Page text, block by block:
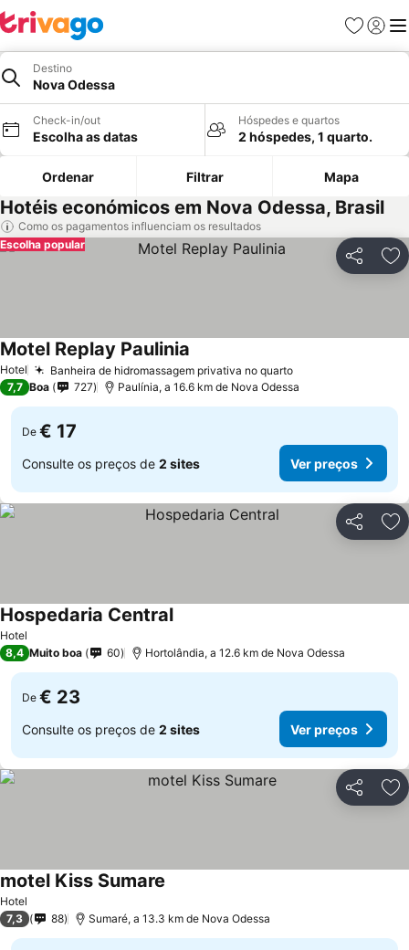
Favoritos
Iniciar
Destino
Nova Odessa
Check-in/out
Escolha as datas
Hóspedes e quartos
2 hóspedes, 1 quarto.
Ordenar Filtrar Mapa
Hotéis económicos em Nova Odessa, Brasil
Como os pagamentos influenciam os resultados
Partilhar
Escolha popular
Hotel Banheira de hidromassagem privativa no quartoVer preços
Motel Replay Paulinia
7,7 Boa 727 Paulínia, a 16.6 km de Nova Odessa
De € 17
Consulte os preços de 2 sites Ver preços
Partilhar
Hotel
Hospedaria CentralVer preços
8,4 Muito boa 60 Hortolândia, a 12.6 km de Nova Odessa
De € 23
Consulte os preços de 2 sites Ver preços
Partilhar
Hotel
motel Kiss Sumare
7,3 88 Sumaré, a 13.3 km de Nova Odessa